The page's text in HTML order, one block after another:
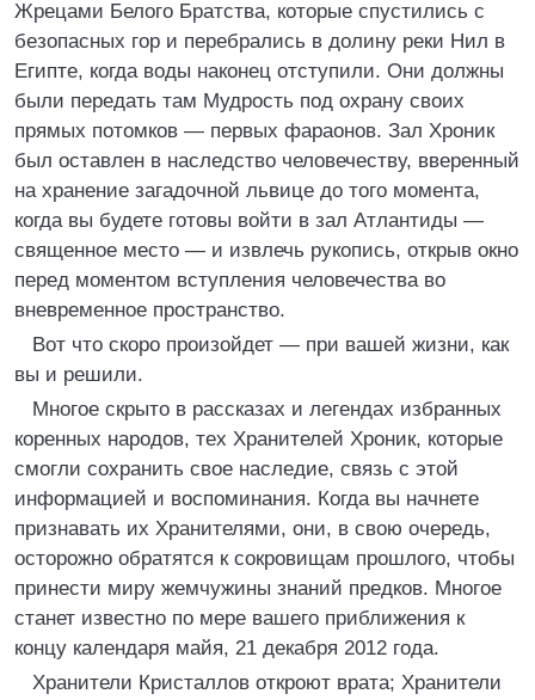
Жрецами Белого Братства, которые спустились с
безопасных гор и перебрались в долину реки Нил в
Египте, когда воды наконец отступили. Они должны
были передать там Мудрость под охрану своих
прямых потомков — первых фараонов. Зал Хроник
был оставлен в наследство человечеству, вверенный
на хранение загадочной львице до того момента,
когда вы будете готовы войти в зал Атлантиды —
священное место — и извлечь рукопись, открыв окно
перед моментом вступления человечества во
вневременное пространство.
Вот что скоро произойдет — при вашей жизни, как
вы и решили.
Многое скрыто в рассказах и легендах избранных
коренных народов, тех Хранителей Хроник, которые
смогли сохранить свое наследие, связь с этой
информацией и воспоминания. Когда вы начнете
признавать их Хранителями, они, в свою очередь,
осторожно обратятся к сокровищам прошлого, чтобы
принести миру жемчужины знаний предков. Многое
станет известно по мере вашего приближения к
концу календаря майя, 21 декабря 2012 года.
Хранители Кристаллов откроют врата; Хранители